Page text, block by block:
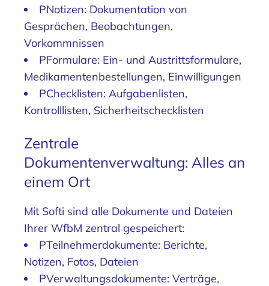
PNotizen: Dokumentation von
Gesprächen, Beobachtungen,
Vorkommnissen
PFormulare: Ein- und Austrittsformulare,
Medikamentenbestellungen, Einwilligungen
PChecklisten: Aufgabenlisten,
Kontrolllisten, Sicherheitschecklisten
Zentrale
Dokumentenverwaltung: Alles an
einem Ort
Mit Softi sind alle Dokumente und Dateien
Ihrer WfbM zentral gespeichert:
PTeilnehmerdokumente: Berichte,
Notizen, Fotos, Dateien
PVerwaltungsdokumente: Verträge,